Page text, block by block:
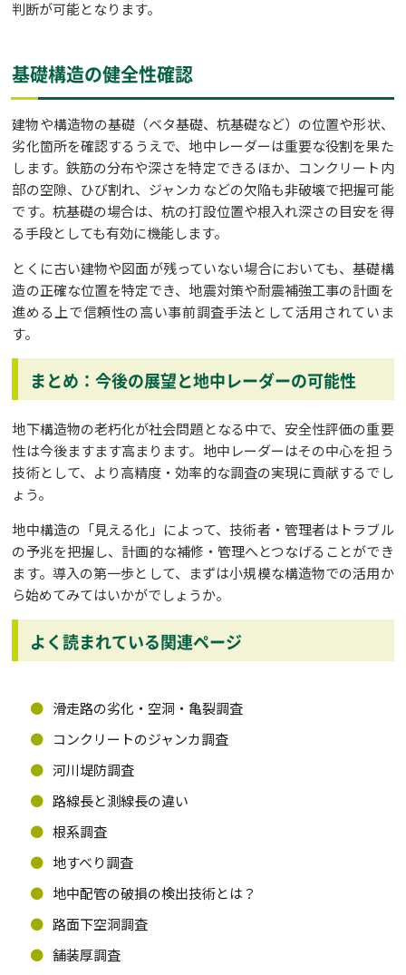
判断が可能となります。
基礎構造の健全性確認
建物や構造物の基礎（ベタ基礎、杭基礎など）の位置や形状、
劣化箇所を確認するうえで、地中レーダーは重要な役割を果た
します。鉄筋の分布や深さを特定できるほか、コンクリート内
部の空隙、ひび割れ、ジャンカなどの欠陥も非破壊で把握可能
です。杭基礎の場合は、杭の打設位置や根入れ深さの目安を得
る手段としても有効に機能します。
とくに古い建物や図面が残っていない場合においても、基礎構
造の正確な位置を特定でき、地震対策や耐震補強工事の計画を
進める上で信頼性の高い事前調査手法として活用されていま
す。
まとめ：今後の展望と地中レーダーの可能性
地下構造物の老朽化が社会問題となる中で、安全性評価の重要
性は今後ますます高まります。地中レーダーはその中心を担う
技術として、より高精度・効率的な調査の実現に貢献するでし
ょう。
地中構造の「見える化」によって、技術者・管理者はトラブル
の予兆を把握し、計画的な補修・管理へとつなげることができ
ます。導入の第一歩として、まずは小規模な構造物での活用か
ら始めてみてはいかがでしょうか。
よく読まれている関連ページ
滑走路の劣化・空洞・亀裂調査
コンクリートのジャンカ調査
河川堤防調査
路線長と測線長の違い
根系調査
地すべり調査
地中配管の破損の検出技術とは？
路面下空洞調査
舗装厚調査